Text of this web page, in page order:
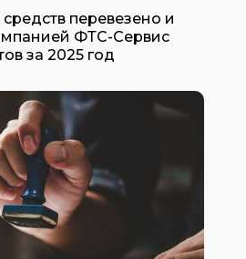
перевезено и
ФТС-Сервис
за 2025 год